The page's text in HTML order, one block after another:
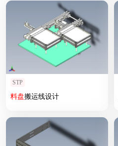
STP
料盘搬运线设计